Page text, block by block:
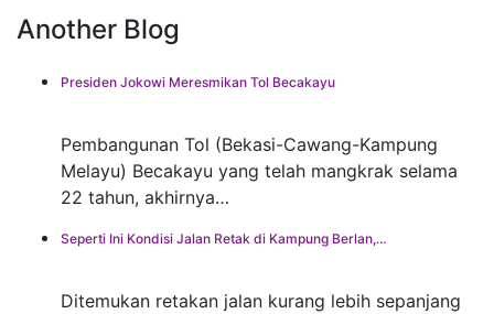
Another Blog
Presiden Jokowi Meresmikan Tol Becakayu
Pembangunan Tol (Bekasi-Cawang-Kampung
Melayu) Becakayu yang telah mangkrak selama
22 tahun, akhirnya…
Seperti Ini Kondisi Jalan Retak di Kampung Berlan,…
Ditemukan retakan jalan kurang lebih sepanjang